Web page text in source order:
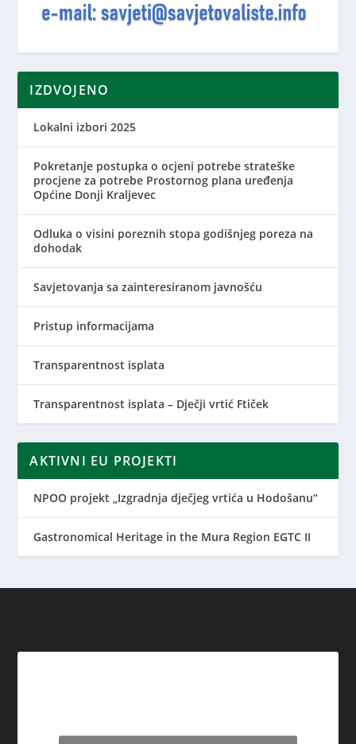
IZDVOJENO
Lokalni izbori 2025
Pokretanje postupka o ocjeni potrebe strateške
procjene za potrebe Prostornog plana uređenja
Općine Donji Kraljevec
Odluka o visini poreznih stopa godišnjeg poreza na
dohodak
Savjetovanja sa zainteresiranom javnošću
Pristup informacijama
Transparentnost isplata
Transparentnost isplata – Dječji vrtić Ftiček
AKTIVNI EU PROJEKTI
NPOO projekt „Izgradnja dječjeg vrtića u Hodošanu“
Gastronomical Heritage in the Mura Region EGTC II